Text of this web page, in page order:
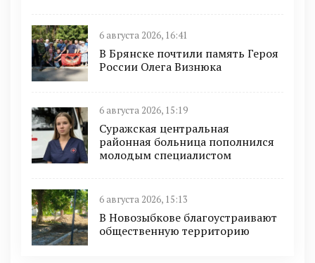
6 августа 2026, 16:41
В Брянске почтили память Героя
России Олега Визнюка
6 августа 2026, 15:19
Суражская центральная
районная больница пополнился
молодым специалистом
6 августа 2026, 15:13
В Новозыбкове благоустраивают
общественную территорию